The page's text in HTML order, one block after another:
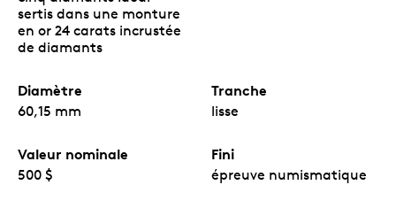
décoratifs, totalisant un poids de 3,4 carats par
pièce.
De l’or canadien.Rien de trop beau pour la
collection
parfaitement jusqu’à atteindre un fini épreuve
numismatique et minutieusement sculpté pour
Un certificat numéroté.La pièce est assortie de
deux certificats d’authenticité : l’un de la
sertis dans une monture
en or 24 carats incrustée
de diamants
Diamètre
60,15 mm
Tranche
lisse
Valeur nominale
500 $
Fini
épreuve numismatique